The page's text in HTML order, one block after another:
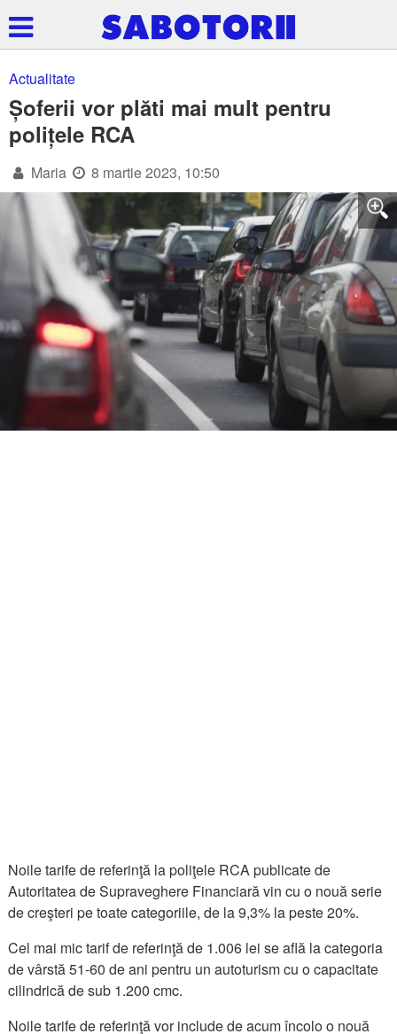
Actualitate
Șoferii vor plăti mai mult pentru
polițele RCA
Maria 8 martie 2023, 10:50
Noile tarife de referinţă la poliţele RCA publicate de
Autoritatea de Supraveghere Financiară vin cu o nouă serie
de creşteri pe toate categoriile, de la 9,3% la peste 20%.
Cel mai mic tarif de referinţă de 1.006 lei se află la categoria
de vârstă 51-60 de ani pentru un autoturism cu o capacitate
cilindrică de sub 1.200 cmc.
Noile tarife de referinţă vor include de acum încolo o nouă